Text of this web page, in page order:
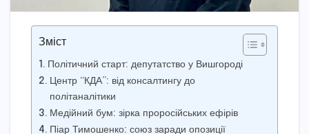
Зміст
Політичний старт: депутатство у Вишгороді
Центр “КДА”: від консалтингу до
політаналітики
Медійний бум: зірка проросійських ефірів
Піар Тимошенко: союз заради опозиції